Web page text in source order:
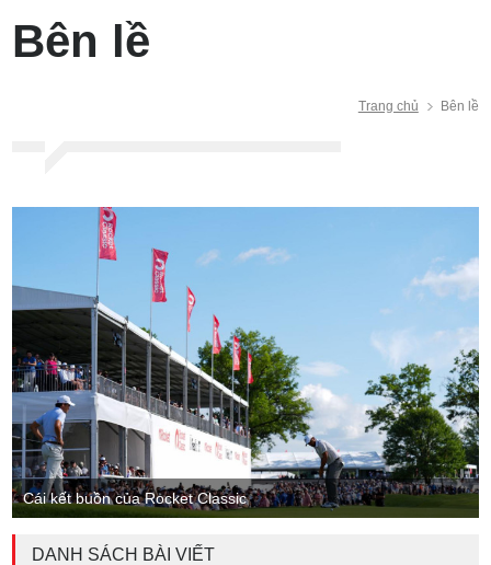
Bên lề
Trang chủ Bên lề
Cái kết buồn của Rocket Classic
DANH SÁCH BÀI VIẾT